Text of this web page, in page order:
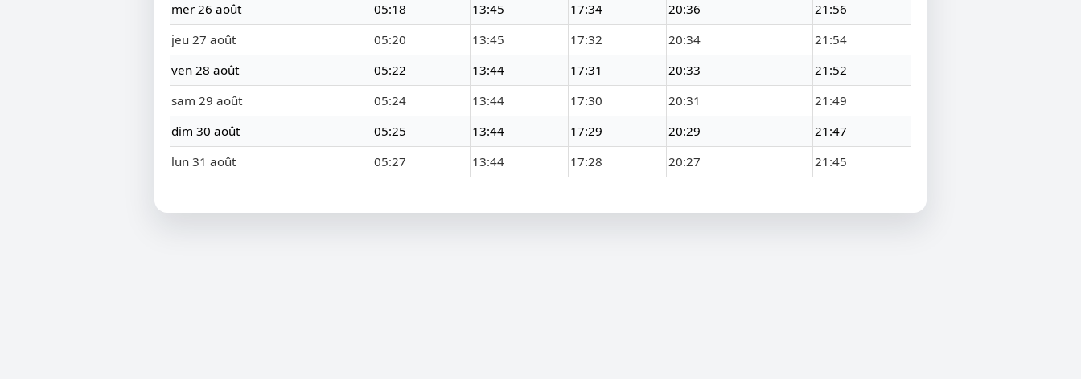
mer 26 août
05:18 13:45 17:34 20:36
21:56
jeu 27 août
05:20 13:45 17:32 20:34
21:54
ven 28 août
05:22 13:44 17:31 20:33
21:52
sam 29 août
05:24 13:44 17:30 20:31
21:49
dim 30 août
05:25 13:44 17:29 20:29
21:47
lun 31 août
05:27 13:44 17:28 20:27 21:45